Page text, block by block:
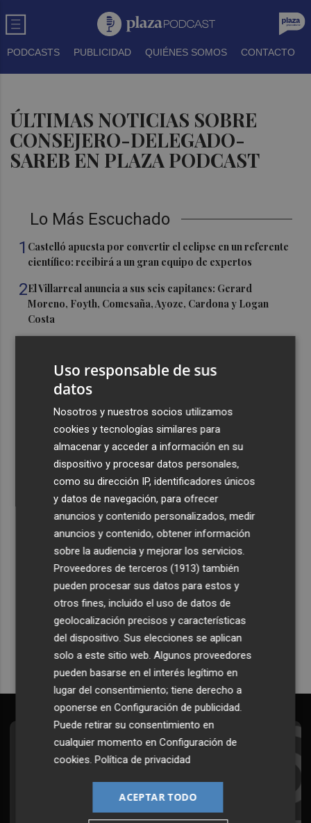
PODCASTS PUBLICIDAD QUIÉNES SOMOS CONTACTO
ÚLTIMAS NOTICIAS SOBRE
CONSEJERO-DELEGADO-
SAREB EN PLAZA PODCAST
Lo Más Escuchado
1 Castelló apuesta por convertir el eclipse en un referente
científico: recibirá a un gran equipo de expertos
2El Villarreal anuncia a sus seis capitanes: Gerard
Moreno, Foyth, Comesaña, Ayoze, Cardona y Logan
Costa
San Javier da viabilidad al nuevo contrato del transporte
324 habitaciones
Estos son los estrenos que abren la cartelera en agosto:
de la comedia 'El último mono' a una nueva entrega de
'La Patrulla Canina'
Recibe toda la actualidad de
Plaza Podcast en tu correo
Quiero suscribirme
Suscríbete al Boletín
¡Quiero suscribirme!
Uso responsable de sus
datos
Nosotros y nuestros socios utilizamos
cookies y tecnologías similares para
almacenar y acceder a información en su
dispositivo y procesar datos personales,
como su dirección IP, identificadores únicos
y datos de navegación, para ofrecer
anuncios y contenido personalizados, medir
anuncios y contenido, obtener información
sobre la audiencia y mejorar los servicios.
Proveedores de terceros (1913) también
pueden procesar sus datos para estos y
otros fines, incluido el uso de datos de
geolocalización precisos y características
del dispositivo. Sus elecciones se aplican
solo a este sitio web. Algunos proveedores
pueden basarse en el interés legítimo en
lugar del consentimiento; tiene derecho a
oponerse enConfiguración de publicidad.
Puede retirar su consentimiento en
cualquier momento enConfiguración de
cookies.Política de privacidad
ACEPTAR TODO